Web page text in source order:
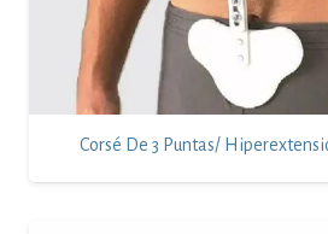
Corsé De 3 Puntas/